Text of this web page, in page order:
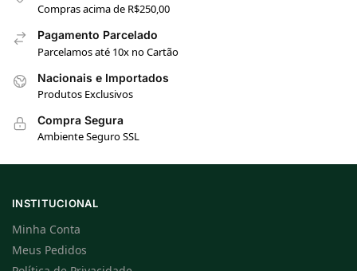
Compras acima de R$250,00
Pagamento Parcelado
Parcelamos até 10x no Cartão
Nacionais e Importados
Produtos Exclusivos
Compra Segura
Ambiente Seguro SSL
INSTITUCIONAL
Minha Conta
Meus Pedidos